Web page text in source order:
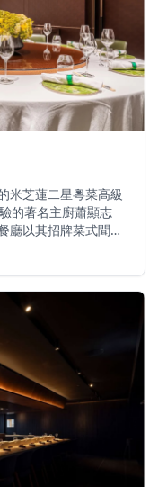
米芝蓮二星粵菜高級
的著名主廚蕭顯志
廳以其招牌菜式聞
級粵菜用餐體驗。